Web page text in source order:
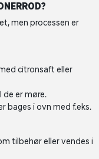
men processen er
citronsaft eller
de er møre.
bages i ovn med f.eks.
tilbehør eller vendes i